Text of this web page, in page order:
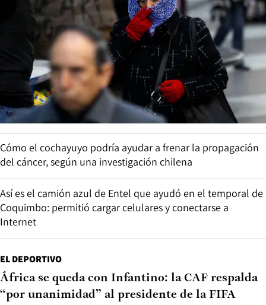
Cómo el cochayuyo podría ayudar a frenar la propagación
del cáncer, según una investigación chilena
Así es el camión azul de Entel que ayudó en el temporal de
Coquimbo: permitió cargar celulares y conectarse a
Internet
EL DEPORTIVO
África se queda con Infantino: la CAF respalda
“por unanimidad” al presidente de la FIFA